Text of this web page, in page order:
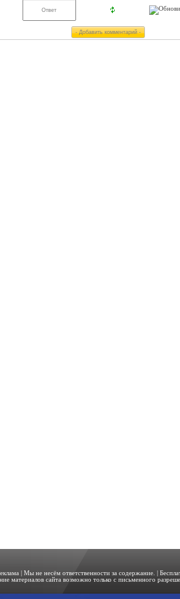
| Мы не несём ответственности за содержание. |
материалов сайта возможно только с письменного